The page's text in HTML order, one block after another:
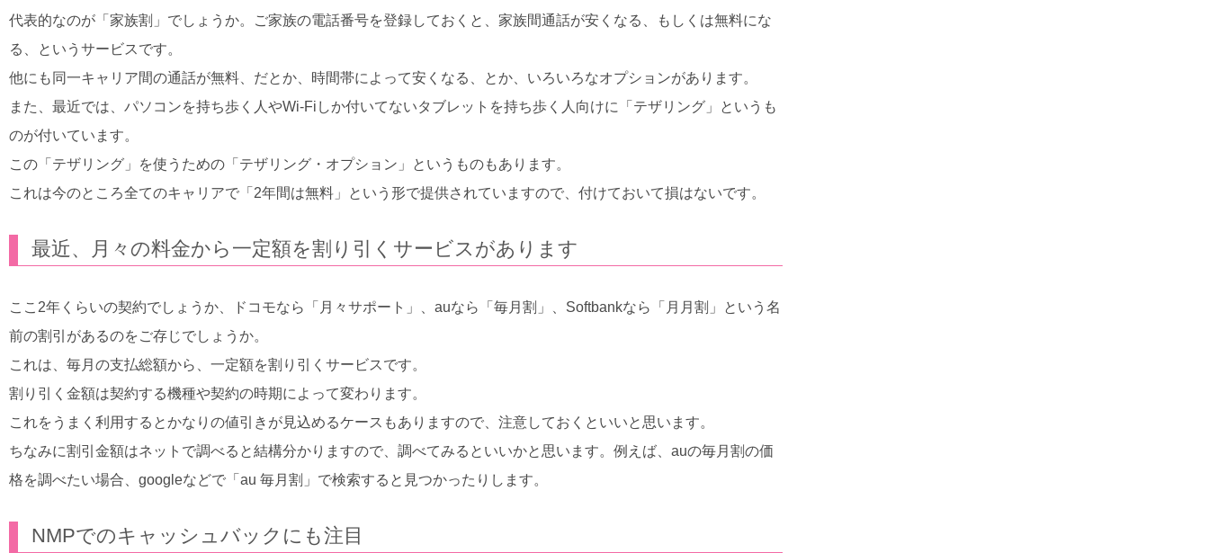
代表的なのが「家族割」でしょうか。ご家族の電話番号を登録しておくと、家族間通話が安くなる、もしくは無料にな
る、というサービスです。
他にも同一キャリア間の通話が無料、だとか、時間帯によって安くなる、とか、いろいろなオプションがあります。
また、最近では、パソコンを持ち歩く人やWi-Fiしか付いてないタブレットを持ち歩く人向けに「テザリング」というも
のが付いています。
この「テザリング」を使うための「テザリング・オプション」というものもあります。
これは今のところ全てのキャリアで「2年間は無料」という形で提供されていますので、付けておいて損はないです。
最近、月々の料金から一定額を割り引くサービスがあります
ここ2年くらいの契約でしょうか、ドコモなら「月々サポート」、auなら「毎月割」、Softbankなら「月月割」という名
前の割引があるのをご存じでしょうか。
これは、毎月の支払総額から、一定額を割り引くサービスです。
割り引く金額は契約する機種や契約の時期によって変わります。
これをうまく利用するとかなりの値引きが見込めるケースもありますので、注意しておくといいと思います。
ちなみに割引金額はネットで調べると結構分かりますので、調べてみるといいかと思います。例えば、auの毎月割の価
格を調べたい場合、googleなどで「au 毎月割」で検索すると見つかったりします。
NMPでのキャッシュバックにも注目